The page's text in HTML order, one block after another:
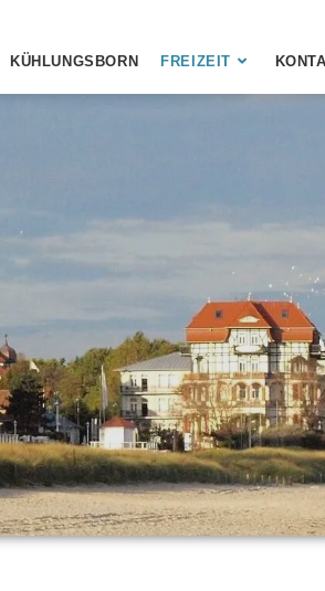
KÜHLUNGSBORN FREIZEIT